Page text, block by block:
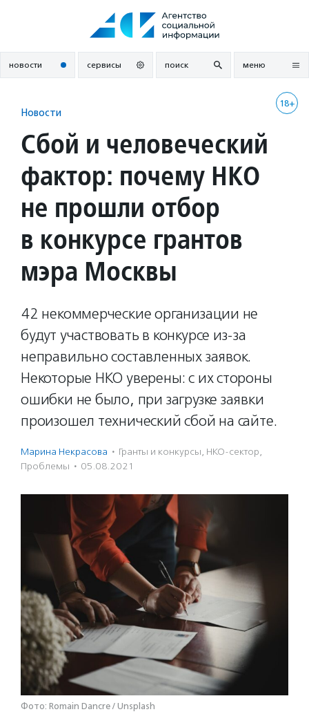
новости сервисы поиск меню
18+
Новости
Сбой и человеческий
фактор: почему НКО
не прошли отбор
в конкурсе грантов
мэра Москвы
42 некоммерческие организации не
будут участвовать в конкурсе из-за
неправильно составленных заявок.
Некоторые НКО уверены: с их стороны
ошибки не было, при загрузке заявки
произошел технический сбой на сайте.
Марина Некрасова · Гранты и конкурсы, НКО-сектор,
Проблемы · 05.08.2021
Фото: Romain Dancre / Unsplash